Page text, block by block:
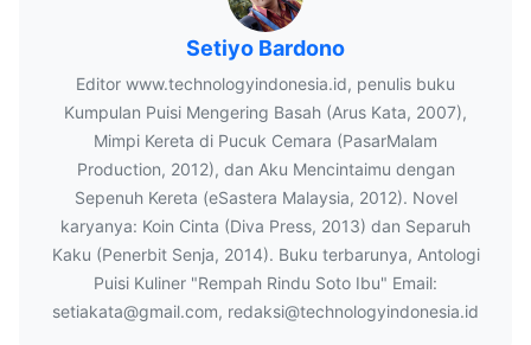
Setiyo Bardono
Editor www.technologyindonesia.id, penulis buku
Kumpulan Puisi Mengering Basah (Arus Kata, 2007),
Mimpi Kereta di Pucuk Cemara (PasarMalam
Production, 2012), dan Aku Mencintaimu dengan
Sepenuh Kereta (eSastera Malaysia, 2012). Novel
karyanya: Koin Cinta (Diva Press, 2013) dan Separuh
Kaku (Penerbit Senja, 2014). Buku terbarunya, Antologi
Puisi Kuliner "Rempah Rindu Soto Ibu" Email:
setiakata@gmail.com, redaksi@technologyindonesia.id